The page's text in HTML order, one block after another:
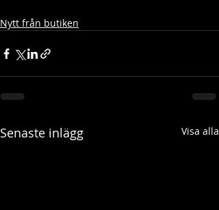
Nytt från butiken
Senaste inlägg Visa alla